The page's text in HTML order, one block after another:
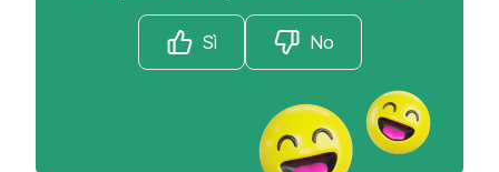
Sì No